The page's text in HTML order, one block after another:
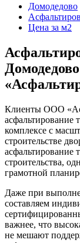
Домодедово
Цена за м2
Клиенты ООО
асфальтирование
комплексе с
строительстве
асфальтирование
строительства,
грамотной
Даже при
составляем
важнее, что
не мешают